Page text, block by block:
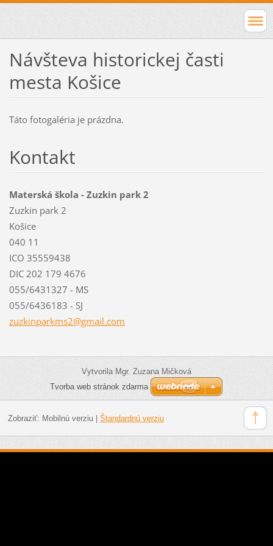
Návšteva historickej časti
mesta Košice
Táto fotogaléria je prázdna.
Kontakt
Materská škola - Zuzkin park 2
Zuzkin park 2
Košice
040 11
ICO 35559438
DIC 202 179 4676
055/6431327 - MS
055/6436183 - SJ
zuzkinparkms2@gmail.com
Vytvorila Mgr. Zuzana Mičková
Tvorba web stránok zdarma
Zobraziť: Mobilnú verziu| Štandardnú verziu